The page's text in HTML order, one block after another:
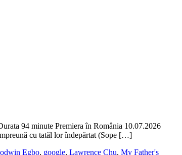
94 minute Premiera în România 10.07.2026
cu tatăl lor îndepărtat (Sope […]
Egbo, google, Lawrence Chu, My Father's